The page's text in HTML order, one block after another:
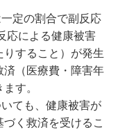
定の割合で副反応
応による健康被害
りすること）が発生
済（医療費・障害年
す。
ても、健康被害が
く救済を受けるこ